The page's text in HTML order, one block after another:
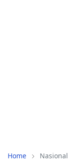
Home Nasional